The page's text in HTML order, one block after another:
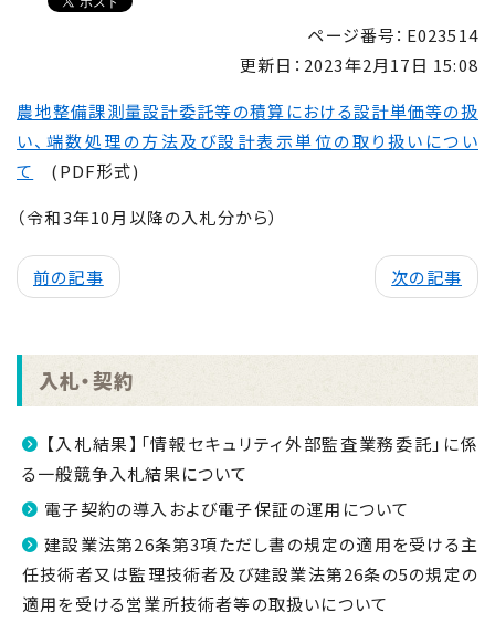
ページ番号：E023514
更新日： 2023年2月17日 15:08
農地整備課測量設計委託等の積算における設計単価等の扱
い、端数処理の方法及び設計表示単位の取り扱いについ
て
(PDF形式)
（令和3年10月以降の入札分から）
前の記事 次の記事
入札・契約
【入札結果】「情報セキュリティ外部監査業務委託」に係
る一般競争入札結果について
電子契約の導入および電子保証の運用について
建設業法第26条第3項ただし書の規定の適用を受ける主
任技術者又は監理技術者及び建設業法第26条の5の規定の
適用を受ける営業所技術者等の取扱いについて